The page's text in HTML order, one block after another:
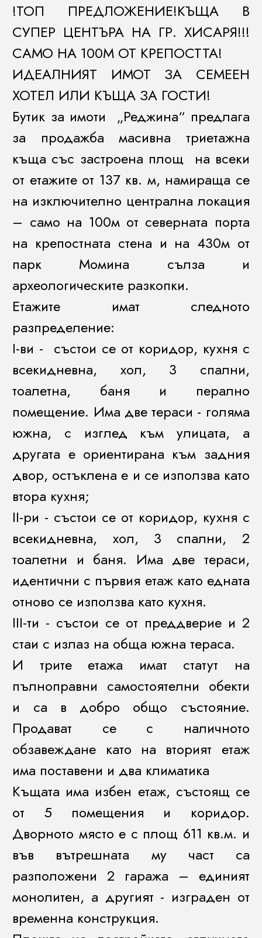
!ТОП ПРЕДЛОЖЕНИЕ!КЪЩА В
СУПЕР ЦЕНТЪРА НА ГР. ХИСАРЯ!!!
САМО НА 100М ОТ КРЕПОСТТА!
ИДЕАЛНИЯТ ИМОТ ЗА СЕМЕЕН
ХОТЕЛ ИЛИ КЪЩА ЗА ГОСТИ!
Бутик за имоти „Реджина“ предлага
за продажба масивна триетажна
къща със застроена площ на всеки
от етажите от 137 кв. м, намираща се
на изключително централна локация
– само на 100м от северната порта
на крепостната стена и на 430м от
парк Момина сълза и
археологическите разкопки.
Етажите имат следното
разпределение:
I-ви - състои се от коридор, кухня с
всекидневна, хол, 3 спални,
тоалетна, баня и перално
помещение. Има две тераси - голяма
южна, с изглед към улицата, а
другата е ориентирана към задния
двор, остъклена е и се използва като
втора кухня;
II-ри - състои се от коридор, кухня с
всекидневна, хол, 3 спални, 2
тоалетни и баня. Има две тераси,
идентични с първия етаж като едната
отново се използва като кухня.
III-ти - състои се от преддверие и 2
стаи с излаз на обща южна тераса.
И трите етажа имат статут на
пълноправни самостоятелни обекти
и са в добро общо състояние.
Продават се с наличното
обзавеждане като на вторият етаж
има поставени и два климатика
Къщата има избен етаж, състоящ се
от 5 помещения и коридор.
Дворното място е с площ 611 кв.м. и
във вътрешната му част са
разположени 2 гаража – единият
монолитен, а другият - изграден от
временна конструкция.